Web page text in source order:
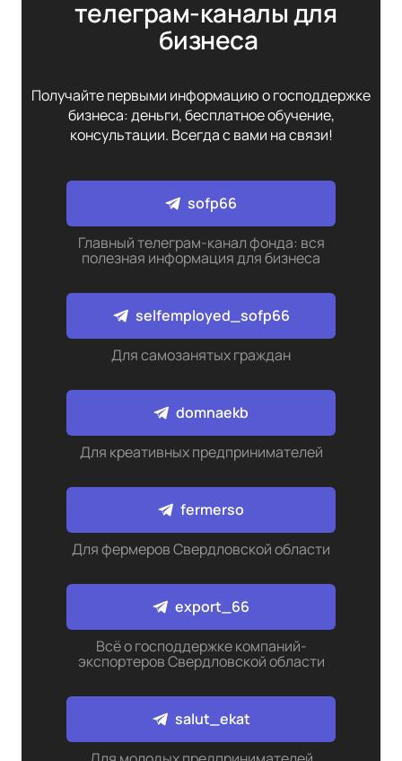
телеграм-каналы для
бизнеса
Получайте первыми информацию о господдержке
бизнеса: деньги, бесплатное обучение,
консультации. Всегда с вами на связи!
sofp66
Главный телеграм-канал фонда: вся
полезная информация для бизнеса
selfemployed_sofp66
Для самозанятых граждан
domnaekb
Для креативных предпринимателей
fermerso
Для фермеров Свердловской области
export_66
Всё о господдержке компаний-
экспортеров Свердловской области
salut_ekat